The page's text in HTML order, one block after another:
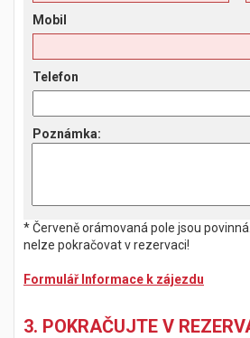
Mobil
Telefon
Poznámka:
* Červeně orámovaná pole jsou
nelze pokračovat v rezervaci!
Formulář Informace k zájezdu
3. POKRAČUJTE V